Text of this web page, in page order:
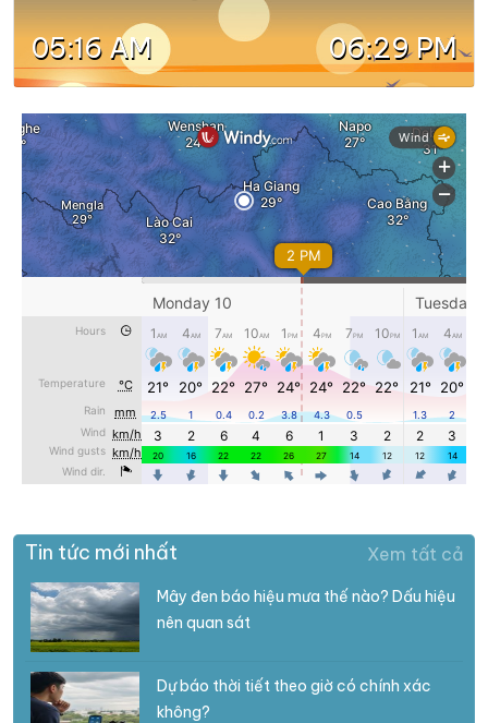
05:16 AM 06:29 PM
Tin tức mới nhất Xem tất cả
Mây đen báo hiệu mưa thế nào? Dấu hiệu
nên quan sát
Dự báo thời tiết theo giờ có chính xác
không?